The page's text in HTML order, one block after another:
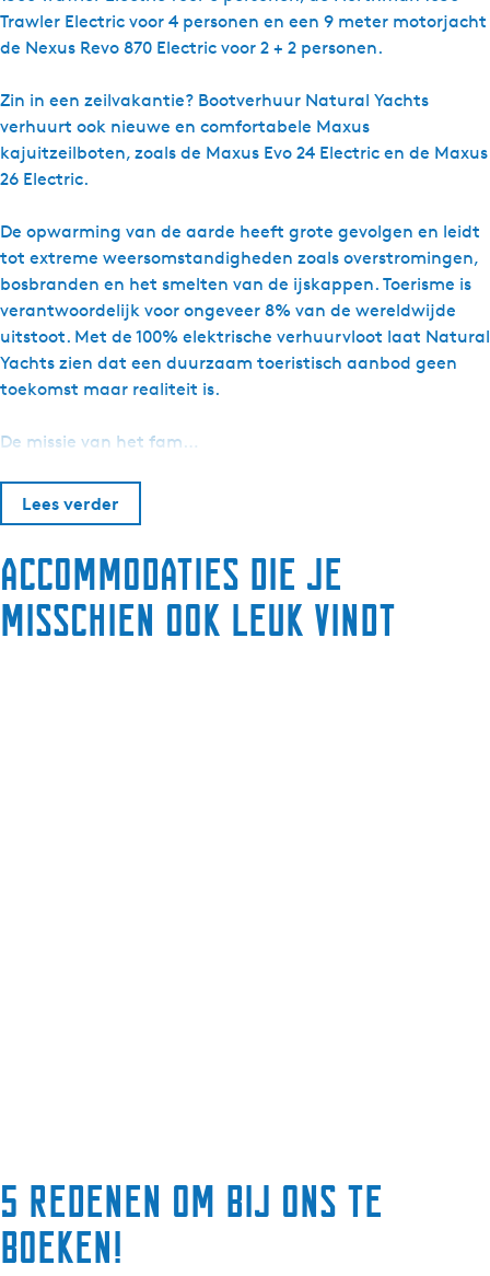
Trawler Electric voor 4 personen en een 9 meter motorjacht
de Nexus Revo 870 Electric voor 2 + 2 personen.
Zin in een zeilvakantie? Bootverhuur Natural Yachts
verhuurt ook nieuwe en comfortabele Maxus
kajuitzeilboten, zoals de Maxus Evo 24 Electric en de Maxus
26 Electric.
De opwarming van de aarde heeft grote gevolgen en leidt
tot extreme weersomstandigheden zoals overstromingen,
bosbranden en het smelten van de ijskappen. Toerisme is
verantwoordelijk voor ongeveer 8% van de wereldwijde
uitstoot. Met de 100% elektrische verhuurvloot laat Natural
Yachts zien dat een duurzaam toeristisch aanbod geen
toekomst maar realiteit is.
De missie van het fam…
Lees verder
Accommodaties die je
misschien ook leuk vindt
5 redenen om bij ons te
boeken!